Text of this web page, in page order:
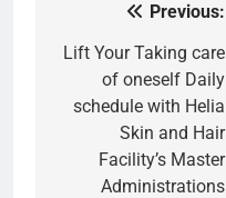
navigation
Previous:
Lift Your Taking care
of oneself Daily
schedule with Helia
Skin and Hair
Facility’s Master
Administrations